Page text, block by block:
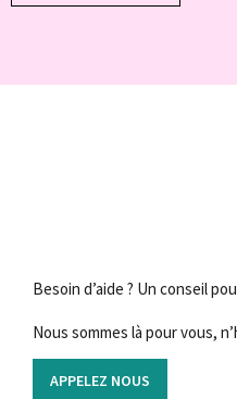
Besoin d’aide ? Un conseil
Nous sommes là pour vous,
APPELEZ NOUS